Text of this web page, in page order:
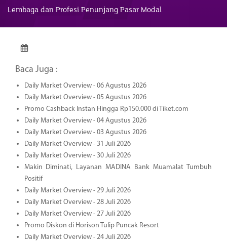
Lembaga dan Profesi Penunjang Pasar Modal
Baca Juga :
Daily Market Overview - 06 Agustus 2026
Daily Market Overview - 05 Agustus 2026
Promo Cashback Instan Hingga Rp150.000 di Tiket.com
Daily Market Overview - 04 Agustus 2026
Daily Market Overview - 03 Agustus 2026
Daily Market Overview - 31 Juli 2026
Daily Market Overview - 30 Juli 2026
Makin Diminati, Layanan MADINA Bank Muamalat Tumbuh
Positif
Daily Market Overview - 29 Juli 2026
Daily Market Overview - 28 Juli 2026
Daily Market Overview - 27 Juli 2026
Promo Diskon di Horison Tulip Puncak Resort
Daily Market Overview - 24 Juli 2026